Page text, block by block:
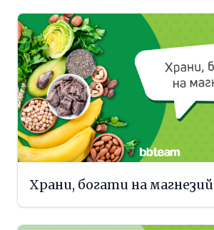
Храни, богати на магнезий